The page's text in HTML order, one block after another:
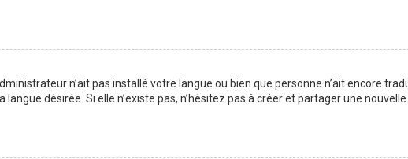
n’ait pas installé votre langue ou bien que personne n’ait encore
désirée. Si elle n’existe pas, n’hésitez pas à créer et partager une